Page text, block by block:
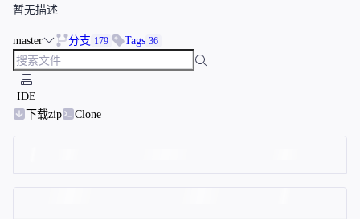
暂无描述
master 分支 179 Tags 36
IDE
下载zip
Clone